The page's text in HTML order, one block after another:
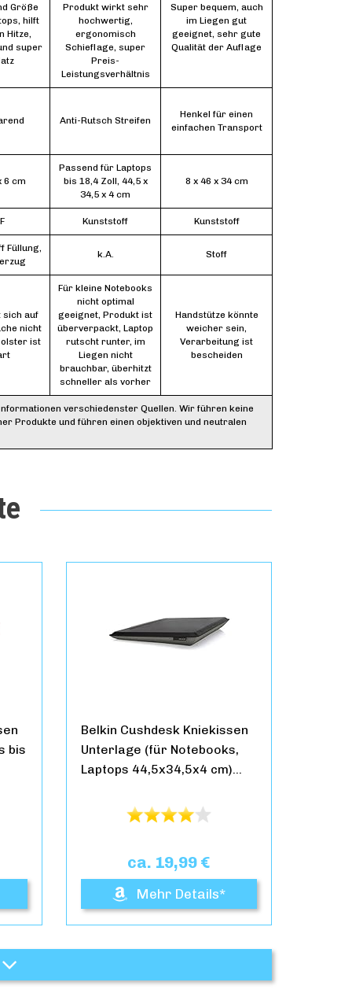
Größe
hilft
Hitze,
super
Produkt wirkt sehr
hochwertig,
ergonomisch
Schieflage, super
Preis-
Leistungsverhältnis
Super bequem, auch
im Liegen gut
geeignet, sehr gute
Qualität der Auflage
Anti-Rutsch Streifen
Henkel für einen
einfachen Transport
6 cm
Passend für Laptops
bis 18,4 Zoll, 44,5 x
34,5 x 4 cm
8 x 46 x 34 cm
Kunststoff Kunststoff
Füllung,
k.A. Stoff
sich auf
nicht
ist
Für kleine Notebooks
nicht optimal
geeignet, Produkt ist
überverpackt, Laptop
rutscht runter, im
Liegen nicht
brauchbar, überhitzt
schneller als vorher
Handstütze könnte
weicher sein,
Verarbeitung ist
bescheiden
verschiedenster Quellen. Wir führen keine
Produkte und führen einen objektiven und neutralen
bis
Belkin Cushdesk Kniekissen
Unterlage (für Notebooks,
Laptops 44,5x34,5x4 cm)…
ca. 19,99 €
Mehr Details*